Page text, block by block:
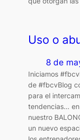
Uso o
8 de
Iniciamos
de #fbcvBlog
para el
tendencias…
nuestro
un nuevo